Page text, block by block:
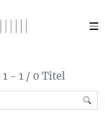
1 - 1 / 0 Titel